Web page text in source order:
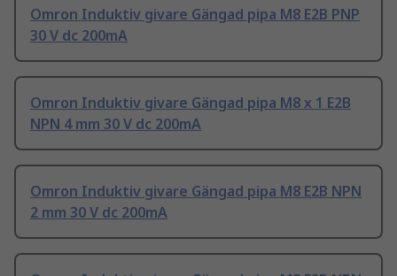
Omron Induktiv givare Gängad pipa M8 E2B PNP
30 V dc 200mA
Omron Induktiv givare Gängad pipa M8 x 1 E2B
NPN 4 mm 30 V dc 200mA
Omron Induktiv givare Gängad pipa M8 E2B NPN
2 mm 30 V dc 200mA